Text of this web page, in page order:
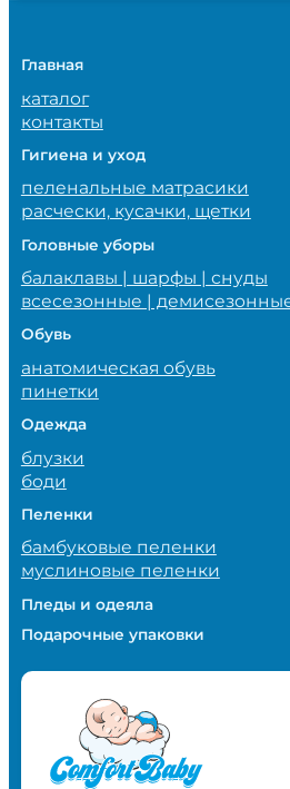
Главная
каталог
контакты
Гигиена и уход
пеленальные матрасики
расчески, кусачки, щетки
Головные уборы
балаклавы | шарфы | снуды
всесезонные |
Обувь
анатомическая обувь
пинетки
Одежда
блузки
боди
Пеленки
бамбуковые пеленки
муслиновые пеленки
Пледы и одеяла
Подарочные упаковки